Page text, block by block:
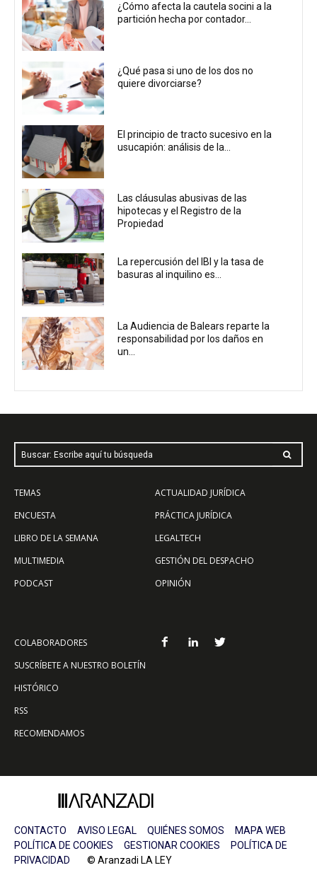
¿Cómo afecta la cautela socini a la
partición hecha por contador...
¿Qué pasa si uno de los dos no
quiere divorciarse?
El principio de tracto sucesivo en la
usucapión: análisis de la...
Las cláusulas abusivas de las
hipotecas y el Registro de la
Propiedad
La repercusión del IBI y la tasa de
basuras al inquilino es...
La Audiencia de Balears reparte la
responsabilidad por los daños en
un...
Buscar: Escribe aquí tu búsqueda
TEMAS
ENCUESTA
LIBRO DE LA SEMANA
MULTIMEDIA
PODCAST
ACTUALIDAD JURÍDICA
PRÁCTICA JURÍDICA
LEGALTECH
GESTIÓN DEL DESPACHO
OPINIÓN
COLABORADORES
SUSCRÍBETE A NUESTRO BOLETÍN
HISTÓRICO
RSS
RECOMENDAMOS
CONTACTO AVISO LEGAL QUIÉNES SOMOS
MAPA WEB
POLÍTICA DE COOKIES
GESTIONAR COOKIES
POLÍTICA DE
PRIVACIDAD © Aranzadi LA LEY